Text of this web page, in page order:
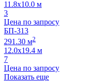
11.8х10.0 м
3
Цена по запросу
БП-313
291.30 м2
12.0х19.4 м
7
Цена по запросу
Показать еще